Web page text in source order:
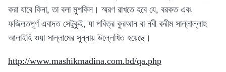
করা যাবে কিনা, তা বলা মুশকিল। স্মরণ রাখতে হবে যে, বরকত এবং
ফজিলতপূর্ণ এবাদত সেটুকুই, যা পবিত্র কুরআন বা নবী করীম সাল্লাল্লাহু
আলাইহি ওয়া সাল্লামের সুন্নায় উল্লেখিত হয়েছে।
http://www.mashikmadina.com.bd/qa.php